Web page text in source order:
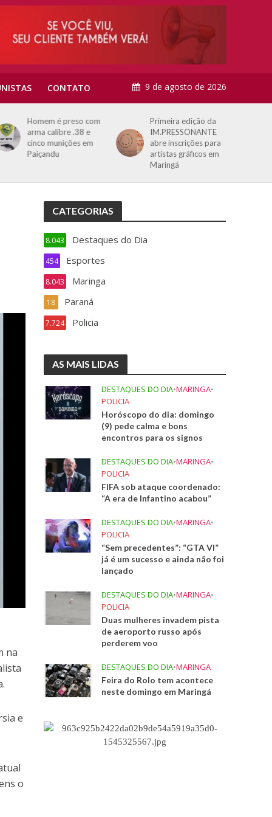
CONTATO 9 de agosto de 2026
Homem é preso com
arma calibre .38 e
cinco munições em
Paiçandu
Primeira edição da
IM.PRESSONANTE
abre inscrições para
artistas gráficos em
Maringá
na
e
o
CATEGORIAS
Destaques do Dia
8.043
Esportes
454
Maringa
8.043
Paraná
18
Policia
7.724
AS MAIS LIDAS
DESTAQUES DO DIA•MARINGA•
POLICIA
Horóscopo do dia: domingo
(9) pede calma e bons
encontros para os signos
DESTAQUES DO DIA•MARINGA•
POLICIA
FIFA sob ataque coordenado:
“A era de Infantino acabou”
DESTAQUES DO DIA•MARINGA•
POLICIA
“Sem precedentes”: “GTA VI”
já é um sucesso e ainda não foi
lançado
DESTAQUES DO DIA•MARINGA•
POLICIA
Duas mulheres invadem pista
de aeroporto russo após
perderem voo
DESTAQUES DO DIA•MARINGA
Feira do Rolo tem acontece
neste domingo em Maringá